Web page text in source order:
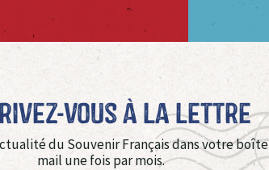
vous à La Lettre
du Souvenir Français dans votre boîte
mail une fois par mois.